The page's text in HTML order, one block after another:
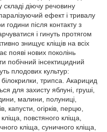
складі діючу речовину
ефект і тривалу
години після контакту з
і гинуть протягом
знищує кліщів на всіх
появі нових поколінь
побічний інсектицидний
плодових культур:
трипса. Акарицид
для захисту яблуні, груші,
малини, полуниці,
капусти, огірків, перцю,
повстяного кліща,
кліща, суничного кліща,